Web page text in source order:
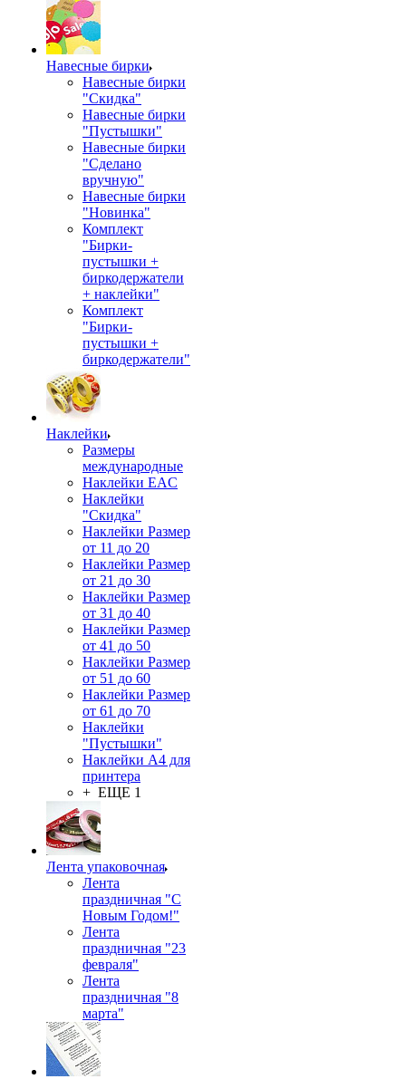
Навесные бирки
Навесные бирки
"Скидка"
Навесные бирки
"Пустышки"
Навесные бирки
"Сделано
вручную"
Навесные бирки
"Новинка"
Комплект
"Бирки-
пустышки +
биркодержатели
+ наклейки"
Комплект
"Бирки-
пустышки +
биркодержатели"
Наклейки
Размеры
международные
Наклейки EAC
Наклейки
"Скидка"
Наклейки Размер
от 11 до 20
Наклейки Размер
от 21 до 30
Наклейки Размер
от 31 до 40
Наклейки Размер
от 41 до 50
Наклейки Размер
от 51 до 60
Наклейки Размер
от 61 до 70
Наклейки
"Пустышки"
Наклейки А4 для
принтера
+ ЕЩЕ 1
Лента упаковочная
Лента
праздничная "С
Новым Годом!"
Лента
праздничная "23
февраля"
Лента
праздничная "8
марта"